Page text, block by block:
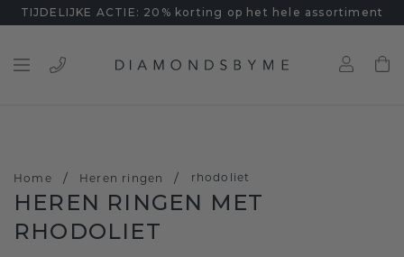
TIJDELIJKE ACTIE: 20% korting op het hele assortiment
Home / Heren ringen / rhodoliet
HEREN RINGEN MET
RHODOLIET